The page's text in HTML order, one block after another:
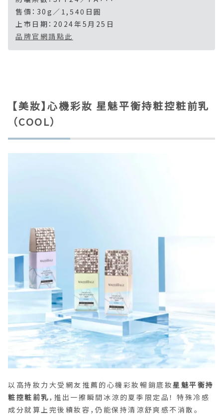
售價：30g／1,540日圓
上市日期：2024年5月25日
品牌官網請點此
【美妝】心機彩妝 星魅平衡持粧控粧前乳
（COOL）
以高持妝力大受網友推薦的心機彩妝暢銷底妝星魅平衡持
粧控粧前乳，推出一擦瞬間冰涼的夏季限定品！ 特殊冷感
成分就算上完後續妝容，仍能保持清涼舒爽感不消散。